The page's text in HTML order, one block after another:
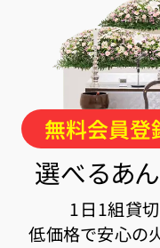
無料会員登
選べるあ
1日1組貸
低価格で安心の